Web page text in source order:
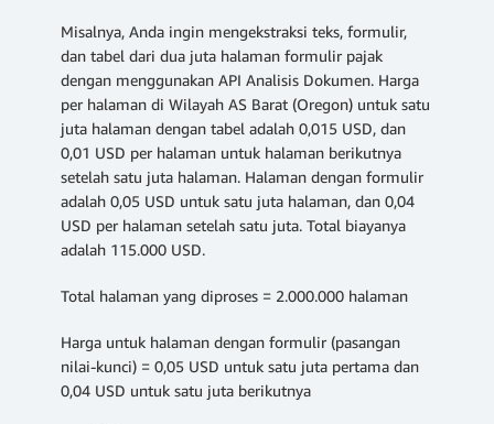
Misalnya, Anda ingin mengekstraksi teks, formulir,
dan tabel dari dua juta halaman formulir pajak
dengan menggunakan API Analisis Dokumen. Harga
per halaman di Wilayah AS Barat (Oregon) untuk satu
juta halaman dengan tabel adalah 0,015 USD, dan
0,01 USD per halaman untuk halaman berikutnya
setelah satu juta halaman. Halaman dengan formulir
adalah 0,05 USD untuk satu juta halaman, dan 0,04
USD per halaman setelah satu juta. Total biayanya
adalah 115.000 USD.
Total halaman yang diproses = 2.000.000 halaman
Harga untuk halaman dengan formulir (pasangan
nilai-kunci) = 0,05 USD untuk satu juta pertama dan
0,04 USD untuk satu juta berikutnya